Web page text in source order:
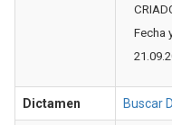
Fecha
Dictamen Buscar